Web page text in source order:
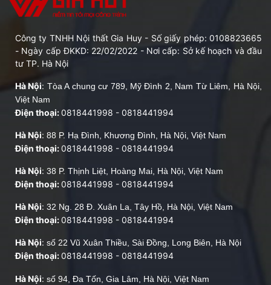
Công ty TNHH Nội thất Gia Huy - Số giấy phép: 0108823665
- Ngày cấp ĐKKD: 22/02/2022 - Nơi cấp: Sở kế hoạch và đầu
tư TP. Hà Nội
Hà Nội: Tòa A chung cư 789, Mỹ Đình 2, Nam Từ Liêm, Hà Nội,
Việt Nam
Điện thoại:0818441998 - 0818441994
Hà Nội: 88 P. Hạ Đình, Khương Đình, Hà Nội, Việt Nam
Điện thoại:0818441998 - 0818441994
Hà Nội: 38 P. Thịnh Liệt, Hoàng Mai, Hà Nội, Việt Nam
Điện thoại:0818441998 - 0818441994
Hà Nội: 32 Ng. 28 Đ. Xuân La, Tây Hồ, Hà Nội, Việt Nam
Điện thoại:0818441998 - 0818441994
Hà Nội: số 22 Vũ Xuân Thiều, Sài Đồng, Long Biên, Hà Nội
Điện thoại:0818441998 - 0818441994
Hà Nội: số 94, Đa Tốn, Gia Lâm, Hà Nội, Việt Nam